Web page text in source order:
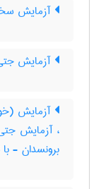
آزمایش
آزمایش
آزمایش
، آزمایش
برونسدان - با